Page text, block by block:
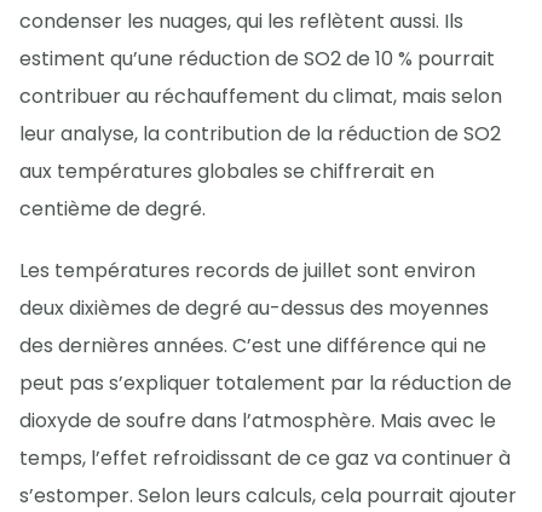
condenser les nuages, qui les reflètent aussi. Ils
estiment qu’une réduction de SO2 de 10 % pourrait
contribuer au réchauffement du climat, mais selon
leur analyse, la contribution de la réduction de SO2
aux températures globales se chiffrerait en
centième de degré.
Les températures records de juillet sont environ
deux dixièmes de degré au-dessus des moyennes
des dernières années. C’est une différence qui ne
peut pas s’expliquer totalement par la réduction de
dioxyde de soufre dans l’atmosphère. Mais avec le
temps, l’effet refroidissant de ce gaz va continuer à
s’estomper. Selon leurs calculs, cela pourrait ajouter